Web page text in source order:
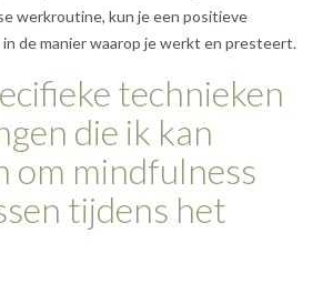
werkroutine, kun je een positieve
de manier waarop je werkt en presteert.
technieken
die ik kan
om mindfulness
tijdens het